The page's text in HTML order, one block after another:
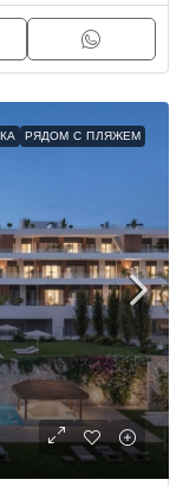
РЯДОМ С ПЛЯЖЕМ